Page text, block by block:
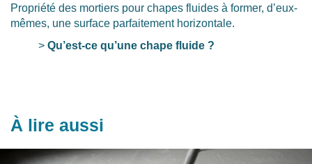
Propriété des mortiers pour chapes fluides à former, d’eux-
mêmes, une surface parfaitement horizontale.
> Qu’est-ce qu’une chape fluide ?
À lire aussi